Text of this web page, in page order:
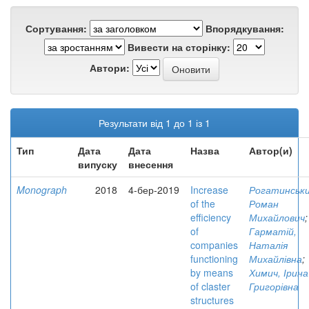
Сортування:
Впорядкування:
Вивести на сторінку:
Автори:
Результати від 1 до 1 із 1
Тип
Дата
випуску
Дата
внесення
Назва Автор(и)
Monograph 2018 4-бер-2019
Increase
of the
efficiency
of
companies
functioning
by means
of claster
structures
Роман
Михайлович;
Гарматій,
Наталія
Михайлівна;
Химич, Ірина
Григорівна